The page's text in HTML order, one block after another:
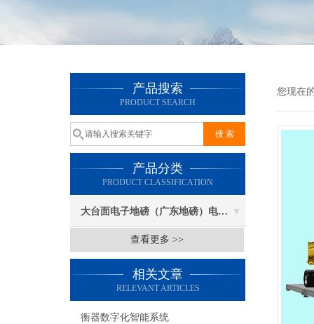
产品搜索
PRODUCT SEARCH
产品分类
PRODUCT CLASSIFICATION
大台面电子地磅（广东地磅）电子汽车衡
查看更多 >>
相关文章
RELEVANT ARTICLES
衡器数字化智能系统
您现在